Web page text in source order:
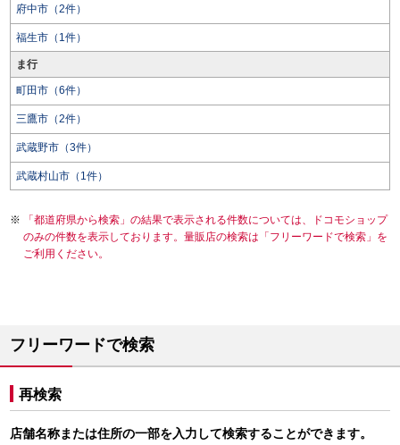
府中市（2件）
福生市（1件）
ま行
町田市（6件）
三鷹市（2件）
武蔵野市（3件）
武蔵村山市（1件）
「都道府県から検索」の結果で表示される件数については、ドコモショップ
のみの件数を表示しております。量販店の検索は「フリーワードで検索」を
ご利用ください。
フリーワードで検索
再検索
店舗名称または住所の一部を入力して検索することができます。